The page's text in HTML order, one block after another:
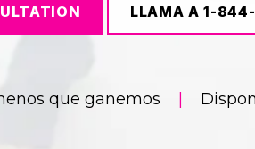
LLAMA A 1-
que ganemos